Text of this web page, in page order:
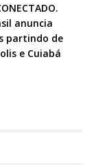
anuncia
partindo de
e Cuiabá